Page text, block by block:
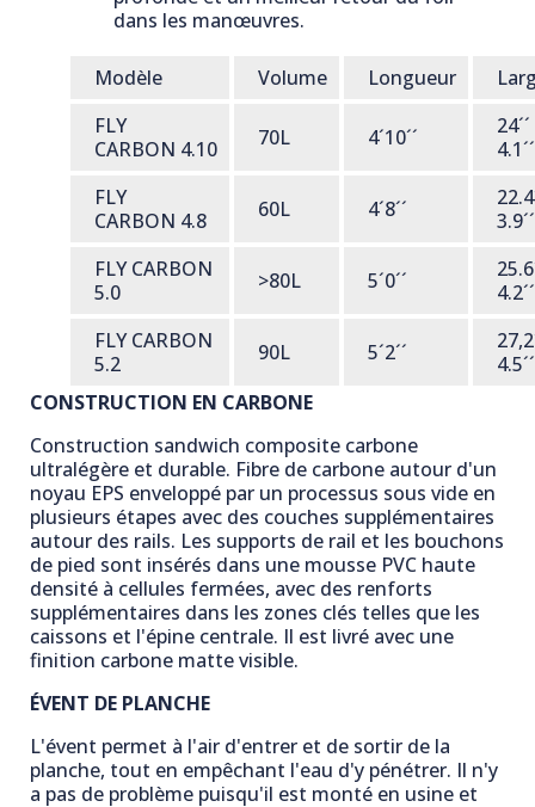
dans les manœuvres.
Modèle Volume Longueur
FLY
CARBON 4.10
70L 4´10´´
4.1´´
FLY
CARBON 4.8
60L 4´8´´
3.9´´
FLY CARBON
5.0
>80L 5´0´´
4.2´´
FLY CARBON
5.2
90L 5´2´´
CONSTRUCTION EN CARBONE
Construction sandwich composite carbone
ultralégère et durable. Fibre de carbone autour d'un
noyau EPS enveloppé par un processus sous vide en
plusieurs étapes avec des couches supplémentaires
autour des rails. Les supports de rail et les bouchons
de pied sont insérés dans une mousse PVC haute
densité à cellules fermées, avec des renforts
supplémentaires dans les zones clés telles que les
caissons et l'épine centrale. Il est livré avec une
finition carbone matte visible.
ÉVENT DE PLANCHE
L'évent permet à l'air d'entrer et de sortir de la
planche, tout en empêchant l'eau d'y pénétrer. Il n'y
a pas de problème puisqu'il est monté en usine et